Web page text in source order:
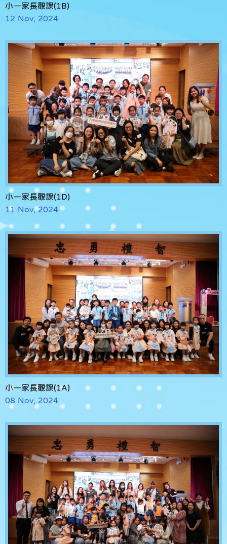
小一家長觀課(1B)
12 Nov, 2024
小一家長觀課(1D)
11 Nov, 2024
小一家長觀課(1A)
08 Nov, 2024